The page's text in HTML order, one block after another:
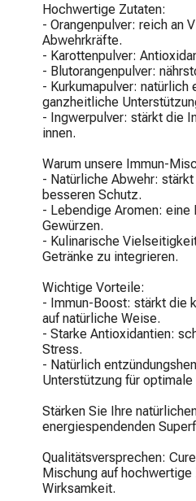
Hochwertige Zutaten:
- Orangenpulver: reich an
Abwehrkräfte.
- Karottenpulver:
- Blutorangenpulver:
- Kurkumapulver: natürlich
ganzheitliche
- Ingwerpulver: stärkt die
innen.
Warum unsere Immun-
- Natürliche Abwehr:
besseren Schutz.
- Lebendige Aromen: eine
Gewürzen.
- Kulinarische
Getränke zu integrieren.
Wichtige Vorteile:
- Immun-Boost: stärkt die
auf natürliche Weise.
- Starke Antioxidantien:
Stress.
- Natürlich
Unterstützung für optimale
Stärken Sie Ihre
energiespendenden
Qualitätsversprechen:
Mischung auf
Wirksamkeit.